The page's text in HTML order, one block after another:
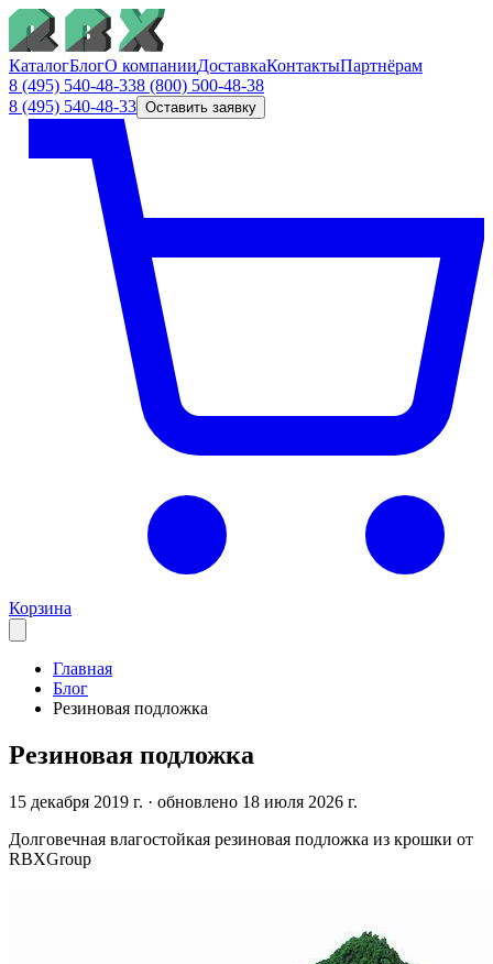
КаталогБлогО компанииДоставкаКонтактыПартнёрам
8 (495) 540-48-338 (800) 500-48-38
8 (495) 540-48-33 Оставить заявку
Корзина
Главная
Блог
Резиновая подложка
Резиновая подложка
15 декабря 2019 г. · обновлено 18 июля 2026 г.
Долговечная влагостойкая резиновая подложка из крошки от
RBXGroup